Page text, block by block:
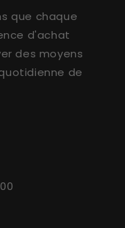
que chaque
d'achat
des moyens
de